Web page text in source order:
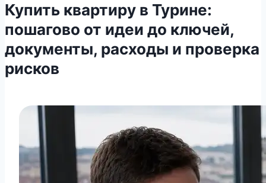
Купить квартиру в Турине:
пошагово от идеи до ключей,
документы, расходы и проверка
рисков